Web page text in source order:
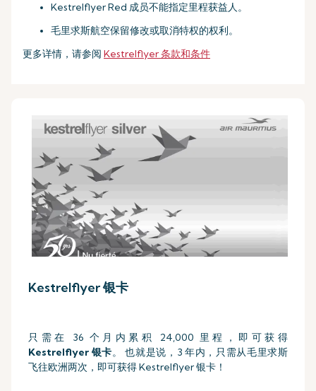
Kestrelflyer Red 成员不能指定里程获益人。
毛里求斯航空保留修改或取消特权的权利。
更多详情，请参阅 Kestrelflyer 条款和条件
Kestrelflyer 银卡
只需在 36 个月内累积 24,000 里程，即可获得
Kestrelflyer 银卡。 也就是说，3 年内，只需从毛里求斯
飞往欧洲两次，即可获得 Kestrelflyer 银卡！